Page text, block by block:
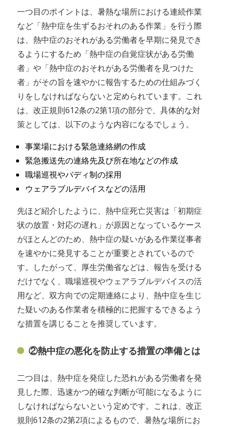
一つ目のポイントは、暑熱な場所における連続作業
など「熱中症を生ずるおそれのある作業」を行う際
は、熱中症のおそれがある労働者を早期に発見でき
るようにするため「熱中症の自覚症状がある労働
者」や「熱中症のおそれがある労働者を見つけた
者」がその旨を速やかに報告するための仕組みづく
りをしなければならないと定められています。これ
は、改正規則612条の2第1項の部分で、具体的な対
策としては、以下のような内容になるでしょう。
事業場における緊急連絡網の作成
緊急搬送先の連絡先及び所在地などの作成
職場巡視やバディ制の採用
ウェアラブルデバイスなどの活用
先ほど紹介したように、熱中症死亡災害は「初期症
状の放置・対応の遅れ」が原因となっているケース
がほとんどのため、熱中症の疑いがある作業従事者
を速やかに発見することが重要とされているので
す。したがって、厚生労働省などは、報告を受ける
だけでなく、職場巡視やウェアラブルデバイスの活
用など、双方向での定期連絡により、熱中症を生じ
た疑いのある作業者を積極的に把握するできるよう
な措置を講じることを推奨しています。
②熱中症の悪化を防止する措置の準備とは
二つ目は、熱中症を発症した恐れがある労働者を発
見した際、迅速かつ的確な判断が可能になるように
しなければならないという定めです。これは、改正
規則612条の2第2項によるもので、暑熱な場所にお